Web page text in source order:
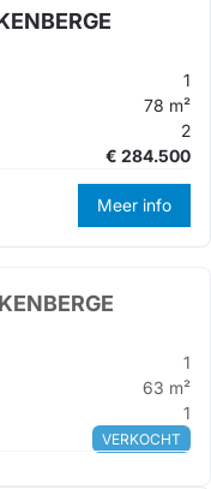
1
78 m²
2
€ 284.500
Meer info
1
63 m²
1
VERKOCHT